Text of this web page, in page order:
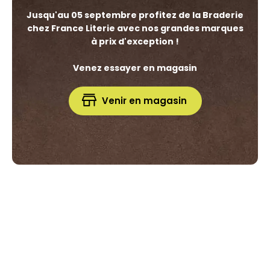
Jusqu'au 05 septembre profitez de la Braderie
chez France Literie avec nos grandes marques
à prix d'exception !
Venez essayer en magasin
Venir en magasin